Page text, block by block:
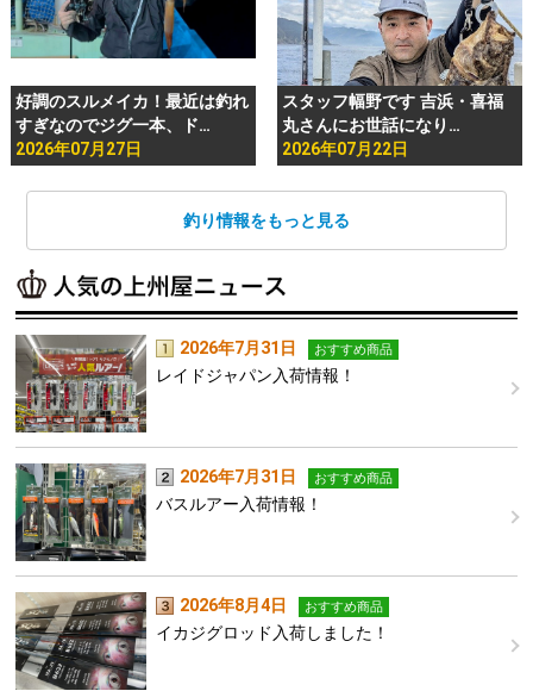
好調のスルメイカ！最近は釣れ
すぎなのでジグ一本、ド…
2026年07月27日
スタッフ幅野です 吉浜・喜福
丸さんにお世話になり…
2026年07月22日
釣り情報をもっと見る
2026年7月31日 おすすめ商品
レイドジャパン入荷情報！
2026年7月31日 おすすめ商品
バスルアー入荷情報！
2026年8月4日 おすすめ商品
イカジグロッド入荷しました！